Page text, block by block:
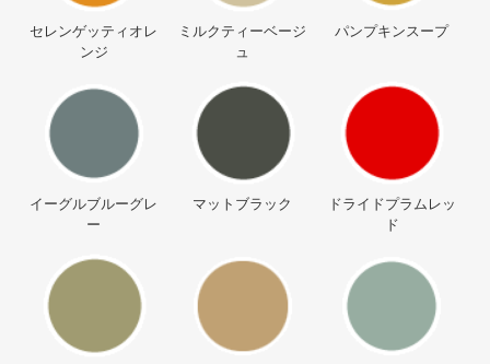
セレンゲッティオレ
ンジ
ミルクティーベージ
ュ
パンプキンスープ
イーグルブルーグレ
ー
マットブラック
ドライドプラムレッ
ド